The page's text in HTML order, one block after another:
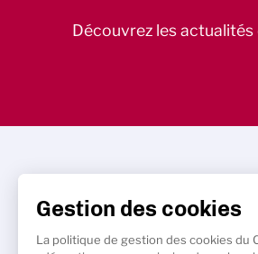
Découvrez les
Gestion des cookies
La politique de gestion des cookies du